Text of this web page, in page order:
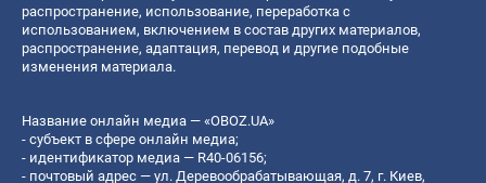
распространение, использование, переработка с
использованием, включением в состав других материалов,
распространение, адаптация, перевод и другие подобные
изменения материала.
Название онлайн медиа — «OBOZ.UA»
- субъект в сфере онлайн медиа;
- идентификатор медиа — R40-06156;
- почтовый адрес — ул. Деревообрабатывающая, д. 7, г. Киев,